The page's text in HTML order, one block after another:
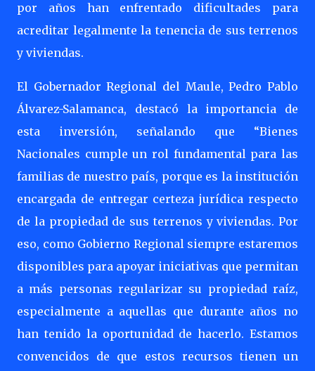
por años han enfrentado dificultades para
acreditar legalmente la tenencia de sus terrenos
y viviendas.
El Gobernador Regional del Maule, Pedro Pablo
Álvarez-Salamanca, destacó la importancia de
esta inversión, señalando que “Bienes
Nacionales cumple un rol fundamental para las
familias de nuestro país, porque es la institución
encargada de entregar certeza jurídica respecto
de la propiedad de sus terrenos y viviendas. Por
eso, como Gobierno Regional siempre estaremos
disponibles para apoyar iniciativas que permitan
a más personas regularizar su propiedad raíz,
especialmente a aquellas que durante años no
han tenido la oportunidad de hacerlo. Estamos
convencidos de que estos recursos tienen un